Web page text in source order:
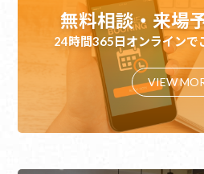
無料相談・来場
24時間365日オンラインで
VIEW